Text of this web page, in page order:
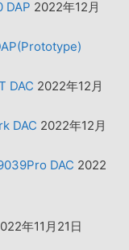
DAP 2022年12月
DAC 2022年12月
DAC 2022年12月
DAC 2022
年11月21日